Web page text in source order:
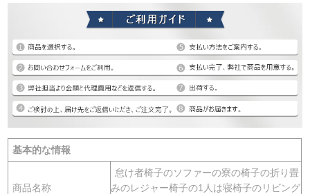
基本的な情報
商品名称
怠け者椅子のソファーの寮の椅子の折り畳
みのレジャー椅子の1人は寝椅子のリビング